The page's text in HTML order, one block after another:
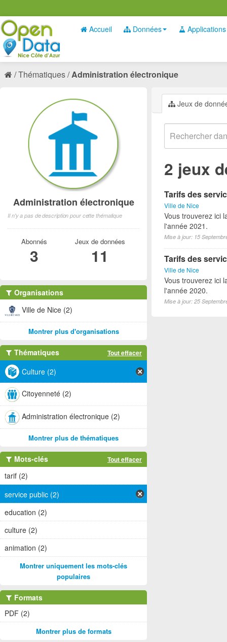
Accueil Données Applications
Thématiques Administration électronique
Jeux de
2 jeux
Tarifs des
Ville de Nice
Vous trouverez ici
l'année 2021.
Mise à jour: 15
Tarifs des
Ville de Nice
Vous trouverez ici
l'année 2020.
Mise à jour: 25
Administration électronique
Il n'y a pas de description pour cette thématique
Abonnés
3
Jeux de données
11
Organisations
Ville de Nice (2)
Montrer plus d'organisations
Thématiques Tout effacer
Culture (2)
Citoyenneté (2)
Administration électronique (2)
Montrer plus de thématiques
Mots-clés Tout effacer
tarif (2)
service public (2)
education (2)
culture (2)
animation (2)
Montrer uniquement les mots-clés
populaires
Formats
PDF (2)
Montrer plus de formats